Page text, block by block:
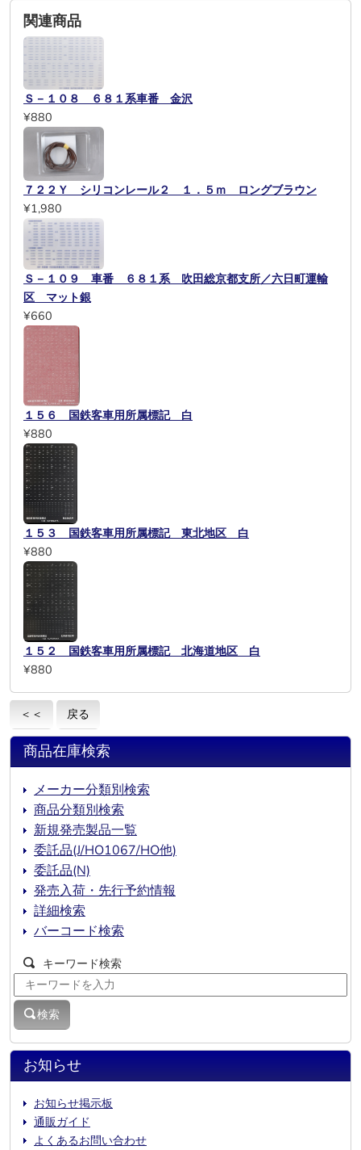
関連商品
Ｓ－１０８ ６８１系車番 金沢
¥880
７２２Ｙ シリコンレール２ １．５ｍ ロングブラウン
¥1,980
Ｓ－１０９ 車番 ６８１系 吹田総京都支所／六日町運輸
区 マット銀
¥660
１５６ 国鉄客車用所属標記 白
¥880
１５３ 国鉄客車用所属標記 東北地区 白
¥880
１５２ 国鉄客車用所属標記 北海道地区 白
¥880
＜＜ 戻る
お知らせ
お知らせ掲示板
通販ガイド
よくあるお問い合わせ
商品在庫検索
メーカー分類別検索
商品分類別検索
新規発売製品一覧
委託品(J/HO1067/HO他)
委託品(N)
発売入荷・先行予約情報
詳細検索
バーコード検索
キーワード検索
検索